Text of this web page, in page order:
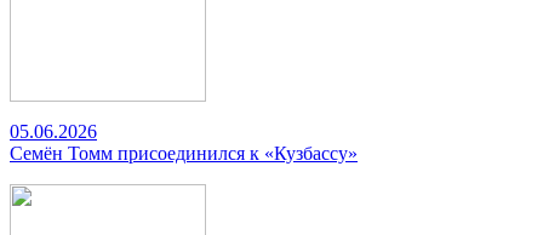
05.06.2026
Семён Томм присоединился к «Кузбассу»